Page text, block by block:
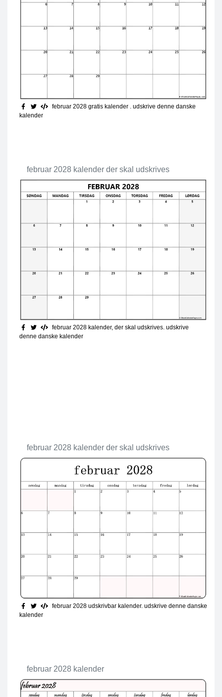
februar 2028 gratis kalender . udskrive denne danske
kalender
februar 2028 kalender der skal udskrives
februar 2028 kalender, der skal udskrives. udskrive
denne danske kalender
februar 2028 kalender der skal udskrives
februar 2028 udskrivbar kalender. udskrive denne danske
kalender
februar 2028 kalender